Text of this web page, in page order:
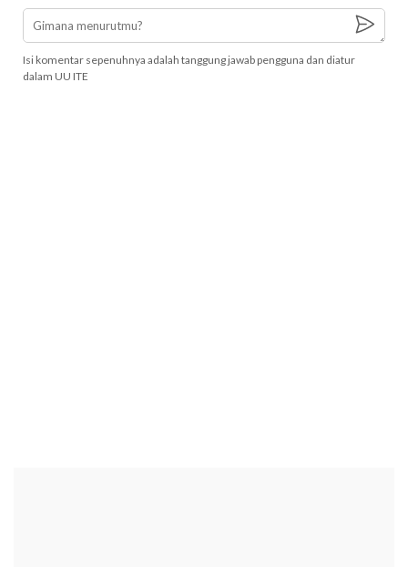
Isi komentar sepenuhnya adalah tanggung jawab pengguna dan diatur
dalam UU ITE